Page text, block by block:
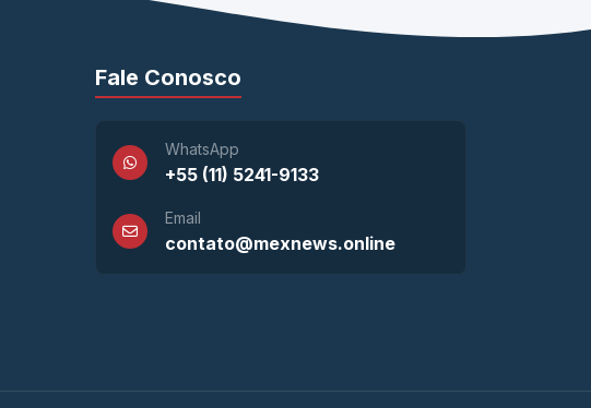
Fale Conosco
WhatsApp
+55 (11) 5241-9133
Email
contato@mexnews.online